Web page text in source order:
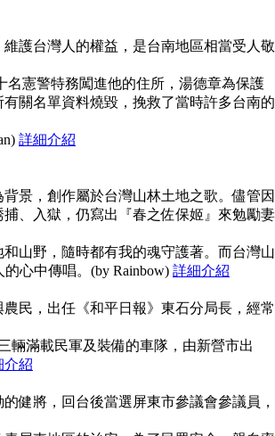
護台灣人的權益，是台南地區相當受人敬
名憲警特務闖進他的住所，湯德章為保護
關名單資料燒毀，挽救了當時許多台南的
詳細介紹
景，創作屬於台灣山林土地之歌。儘管因
、入獄，仍寫出『春之佐保姬』來勉勵妻
山野，隨時都有我的魂守護著。而台灣山
的心中傳唱。(by Rainbow) 詳細介紹
民，出任《和平日報》東石分局長，經常
輛滿載民軍及裝備的車隊，由新營市出
介紹
健將，回台後當選屏東市參議會參議員，